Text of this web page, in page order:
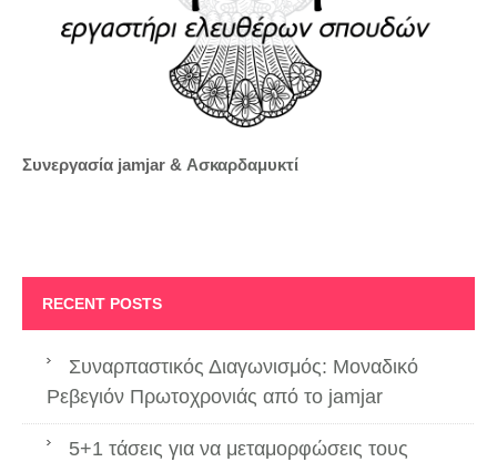
Συνεργασία jamjar & Ασκαρδαμυκτί
RECENT POSTS
Συναρπαστικός Διαγωνισμός: Μοναδικό
Ρεβεγιόν Πρωτοχρονιάς από το jamjar
5+1 τάσεις για να μεταμορφώσεις τους